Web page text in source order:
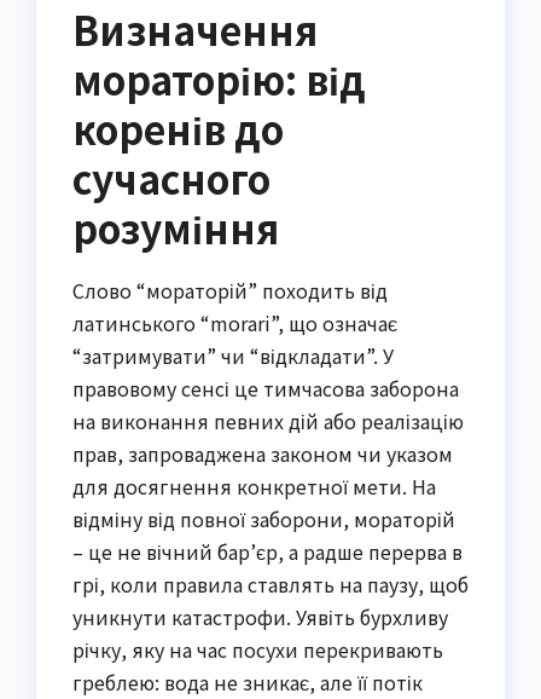
Визначення
мораторію: від
коренів до
сучасного
розуміння
Слово “мораторій” походить від
латинського “morari”, що означає
“затримувати” чи “відкладати”. У
правовому сенсі це тимчасова заборона
на виконання певних дій або реалізацію
прав, запроваджена законом чи указом
для досягнення конкретної мети. На
відміну від повної заборони, мораторій
– це не вічний бар’єр, а радше перерва в
грі, коли правила ставлять на паузу, щоб
уникнути катастрофи. Уявіть бурхливу
річку, яку на час посухи перекривають
греблею: вода не зникає, але її потік